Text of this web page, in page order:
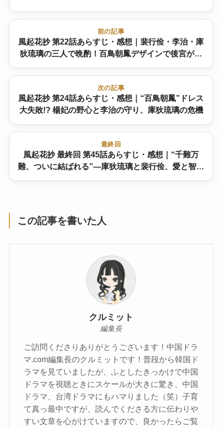
前の記事
風起花抄 第22話あらすじ・感想｜裴行俭・李治・庫
狄琉璃の三人で晩酌！百鳥朝鳳デザインで後宮がざ
次の記事
風起花抄 第24話あらすじ・感想｜“百鳥朝鳳”ドレス
大失敗!? 楊妃の野心と李治の守り、庫狄琉璃の危機
最終回
風起花抄 最終回 第45話あらすじ・感想｜“千難万
難、ついに結ばれる”―庫狄琉璃と裴行俭、愛と智恵
この記事を書いた人
クルミット
編集長
ご訪問くださりありがとうございます！中国ドラ
マ.com編集長のクルミットです！普段から韓国ド
ラマを見ていましたが、ふとしたきっかけで中国
ドラマを視聴ときにスケールが大きに驚き、中国
ドラマ、台湾ドラマにもハマりました（笑）子育
て真っ最中ですが、読んでくださる方に伝わりや
すい文章を心がけていますので、良かったらご覧